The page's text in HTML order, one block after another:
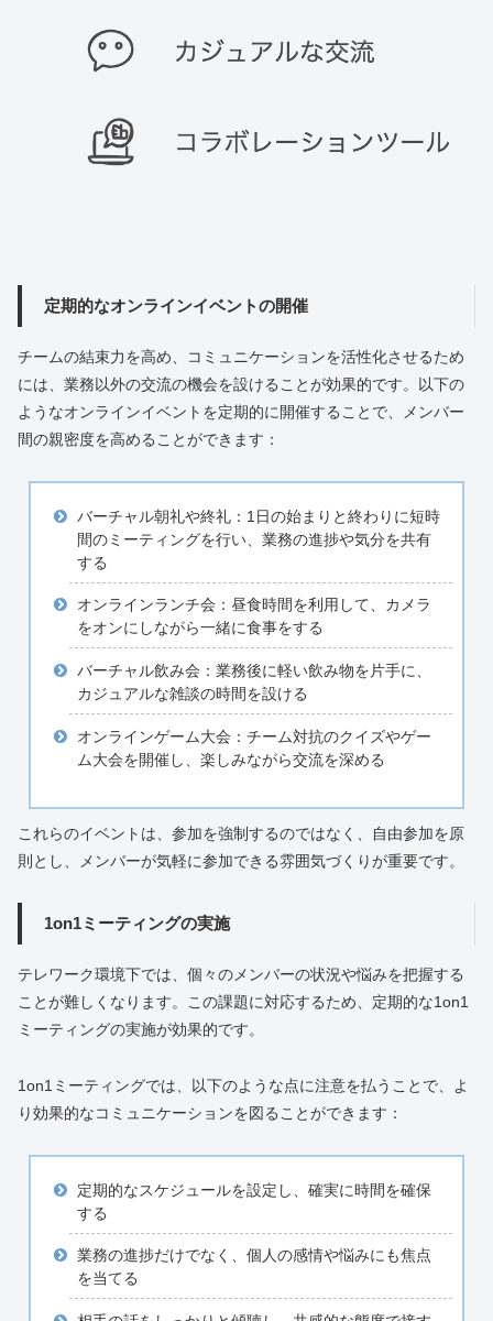
定期的なオンラインイベントの開催
チームの結束力を高め、コミュニケーションを活性化させるため
には、業務以外の交流の機会を設けることが効果的です。以下の
ようなオンラインイベントを定期的に開催することで、メンバー
間の親密度を高めることができます：
バーチャル朝礼や終礼：1日の始まりと終わりに短時
間のミーティングを行い、業務の進捗や気分を共有
する
オンラインランチ会：昼食時間を利用して、カメラ
をオンにしながら一緒に食事をする
バーチャル飲み会：業務後に軽い飲み物を片手に、
カジュアルな雑談の時間を設ける
オンラインゲーム大会：チーム対抗のクイズやゲー
ム大会を開催し、楽しみながら交流を深める
これらのイベントは、参加を強制するのではなく、自由参加を原
則とし、メンバーが気軽に参加できる雰囲気づくりが重要です。
1on1ミーティングの実施
テレワーク環境下では、個々のメンバーの状況や悩みを把握する
ことが難しくなります。この課題に対応するため、定期的な1on1
ミーティングの実施が効果的です。
1on1ミーティングでは、以下のような点に注意を払うことで、よ
り効果的なコミュニケーションを図ることができます：
定期的なスケジュールを設定し、確実に時間を確保
する
業務の進捗だけでなく、個人の感情や悩みにも焦点
を当てる